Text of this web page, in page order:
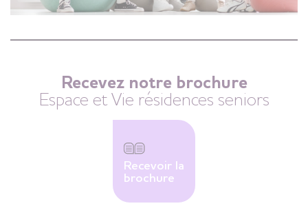
Recevez notre brochure
Espace et Vie résidences seniors
Recevoir la
brochure